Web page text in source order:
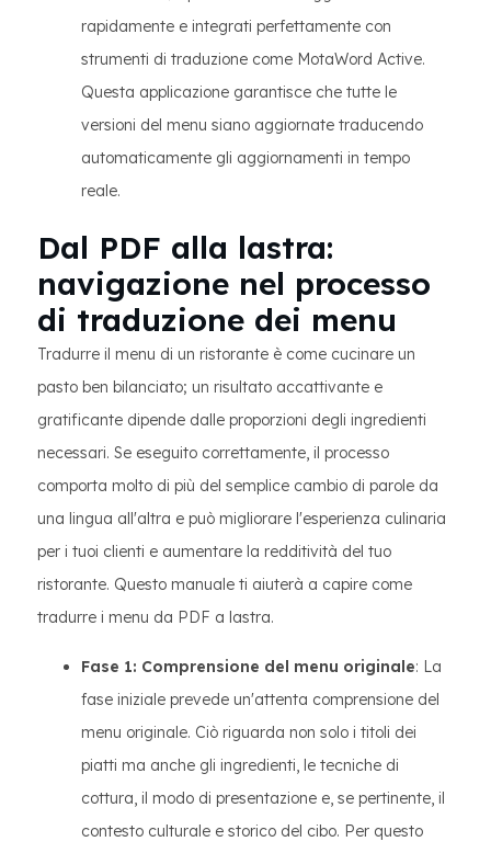
rapidamente e integrati perfettamente con
strumenti di traduzione come MotaWord Active.
Questa applicazione garantisce che tutte le
versioni del menu siano aggiornate traducendo
automaticamente gli aggiornamenti in tempo
reale.
Dal PDF alla lastra:
navigazione nel processo
di traduzione dei menu
Tradurre il menu di un ristorante è come cucinare un
pasto ben bilanciato; un risultato accattivante e
gratificante dipende dalle proporzioni degli ingredienti
necessari. Se eseguito correttamente, il processo
comporta molto di più del semplice cambio di parole da
una lingua all'altra e può migliorare l'esperienza culinaria
per i tuoi clienti e aumentare la redditività del tuo
ristorante. Questo manuale ti aiuterà a capire come
tradurre i menu da PDF a lastra.
Fase 1: Comprensione del menu originale: La
fase iniziale prevede un'attenta comprensione del
menu originale. Ciò riguarda non solo i titoli dei
piatti ma anche gli ingredienti, le tecniche di
cottura, il modo di presentazione e, se pertinente, il
contesto culturale e storico del cibo. Per questo